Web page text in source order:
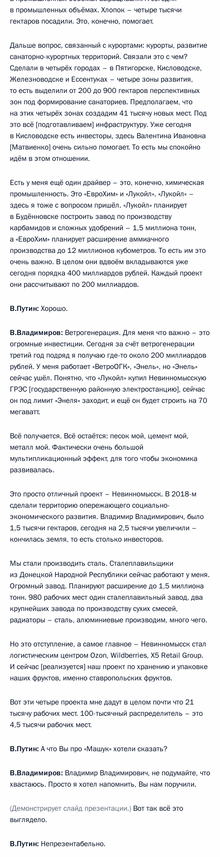
в промышленных объёмах. Хлопок – четыре тысячи
гектаров посадили. Это, конечно, помогает.
Дальше вопрос, связанный с курортами: курорты, развитие
санаторно-курортных территорий. Связали это с чем?
Сделали в четырёх городах – в Пятигорске, Кисловодске,
Железноводске и Ессентуках – четыре зоны развития,
то есть выделили от 200 до 900 гектаров перспективных
зон под формирование санаториев. Предполагаем, что
на этих четырёх зонах создадим 41 тысячу новых мест. Под
это всё [подготавливаем] инфраструктуру. Уже сегодня
в Кисловодске есть инвесторы, здесь Валентина Ивановна
[Матвиенко] очень сильно помогает. То есть мы спокойно
идём в этом отношении.
Есть у меня ещё один драйвер – это, конечно, химическая
промышленность. Это «ЕвроХим» и «Лукойл». «Лукойл» –
здесь я тоже с вопросом пришёл. «Лукойл» планирует
в Будённовске построить завод по производству
карбамидов и сложных удобрений – 1,5 миллиона тонн,
а «ЕвроХим» планирует расширение аммиачного
производства до 12 миллионов кубометров. То есть им это
очень важно. В целом они вдвоём вкладываются уже
сегодня порядка 400 миллиардов рублей. Каждый проект
они рассчитывают по 200 миллиардов.
В.Путин: Хорошо.
В.Владимиров: Ветрогенерация. Для меня что важно – это
огромные инвестиции. Сегодня за счёт ветрогенерации
третий год подряд я получаю где-то около 200 миллиардов
рублей. У меня работает «ВетроОГК», «Энель», но «Энель»
сейчас ушёл. Понятно, что «Лукойл» купил Невинномысскую
ГРЭС [государственную районную электростанцию], сейчас
он под лимит «Энеля» заходит, и ещё он будет строить на 70
мегаватт.
Всё получается. Всё остаётся: песок мой, цемент мой,
металл мой. Фактически очень большой
мультипликационный эффект, для того чтобы экономика
развивалась.
Это просто отличный проект – Невинномысск. В 2018-м
сделали территорию опережающего социально-
экономического развития. Владимир Владимирович, было
1,5 тысячи гектаров, сегодня на 2,5 тысячи увеличили –
кончилась земля, то есть столько инвесторов.
Мы стали производить сталь. Сталеплавильщики
из Донецкой Народной Республики сейчас работают у меня.
Огромный завод. Планируют расширение до 1,5 миллиона
тонн. 980 рабочих мест один сталеплавильный завод, два
крупнейших завода по производству сухих смесей,
радиаторы – сталь, алюминиевые производим, много чего.
Но это отступление, а самое главное – Невинномысск стал
логистическим центром Ozon, Wildberries, Х5 Retail Group.
И сейчас [реализуется] наш проект по хранению и упаковке
наших фруктов, именно ставропольских фруктов.
Вот эти четыре проекта мне дадут в целом почти что 21
тысячу рабочих мест. 100-тысячный распределитель – это
4,5 тысячи рабочих мест.
В.Путин: А что Вы про «Машук» хотели сказать?
В.Владимиров: Владимир Владимирович, не подумайте, что
хвастаюсь. Просто я хотел напомнить, Вы нам поручили.
(Демонстрирует слайд презентации.) Вот так всё это
выглядело.
В.Путин: Непрезентабельно.